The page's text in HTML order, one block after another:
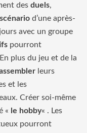
des duels,
scénario d’une après-
avec un groupe
pourront
plus du jeu et de la
leurs
et les
Créer soi-même
« le hobby« . Les
pourront